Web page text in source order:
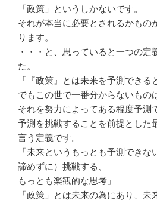
「政策」というしかないです。
それが本当に必要とされるかもの
ります。
・・・と、思っていると一つの定
た。
「『政策』とは未来を予測できる
でもこの世で一番分からないもの
それを努力によってある程度予測
予測を挑戦することを前提とした
言う定義です。
「未来というもっとも予測できな
諦めずに）挑戦する、
もっとも楽観的な思考」
「政策」とは未来の為にあり、未